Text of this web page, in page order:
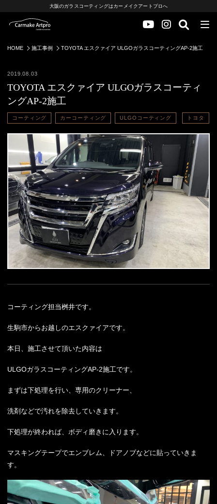
大阪のガラスコーティングはカーメイクアートプロへ
HOME 施工事例 TOYOTA エスクァイア ULGOガラスコーティングAP-2施工
2019.08.03
TOYOTA エスクァイア ULGOガラスコーティ
ングAP-2施工
コーティング カーコーティング ULGOコーティング トヨタ
コーティング担当桝井です。
生駒市からお越しのエスクァイアです。
本日、施工させて頂いた内容は
ULGOガラスコーティングAP-2施工です。
まずは下処理を行い、専用のクリーナー、
洗剤などで汚れを除去していきます。
下処理が終われば、ボディ磨きに入ります。
マスキングテープでエンブレム、ドアノブなどに貼っていきま
す。